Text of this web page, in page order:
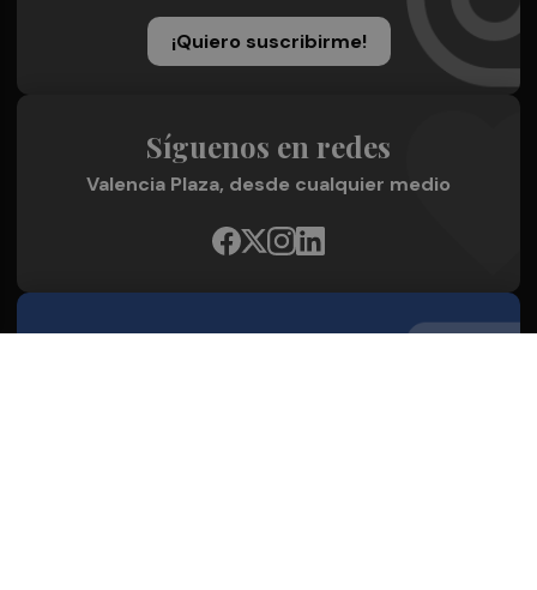
¡Quiero suscribirme!
Síguenos en redes
Valencia Plaza, desde cualquier medio
Quienes Somos